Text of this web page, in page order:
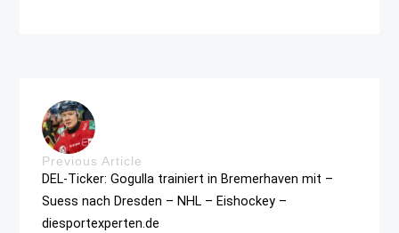
Previous Article
DEL-Ticker: Gogulla trainiert in Bremerhaven mit –
Suess nach Dresden – NHL – Eishockey –
diesportexperten.de